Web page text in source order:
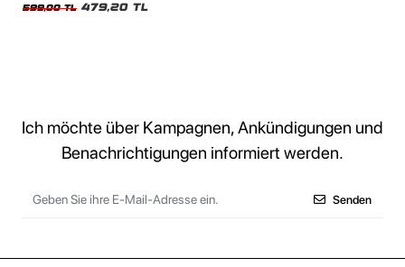
599,00 TL 479,20 TL
Ich möchte über Kampagnen, Ankündigungen und
Benachrichtigungen informiert werden.
Senden